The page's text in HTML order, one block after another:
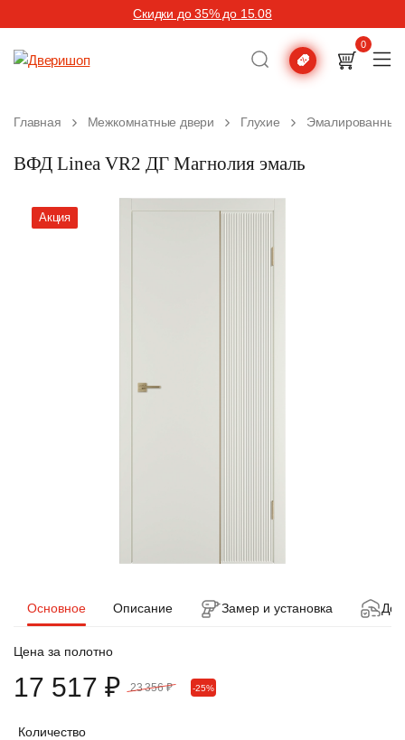
Скидки до 35% до 15.08
0
Главная Межкомнатные двери Глухие Эмалированные
ВФД Linea VR2 ДГ Магнолия эмаль
Акция
Основное Описание Замер и установка
Количество
Цена за полотно
17 517 ₽ 23 356 ₽ -25%